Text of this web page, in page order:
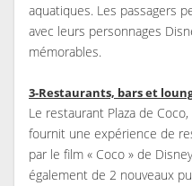
aquatiques. Les passagers
avec leurs personnages
mémorables.
3-Restaurants, bars et
Le restaurant Plaza de
fournit une expérience de
par le film « Coco » de
également de 2 nouveaux